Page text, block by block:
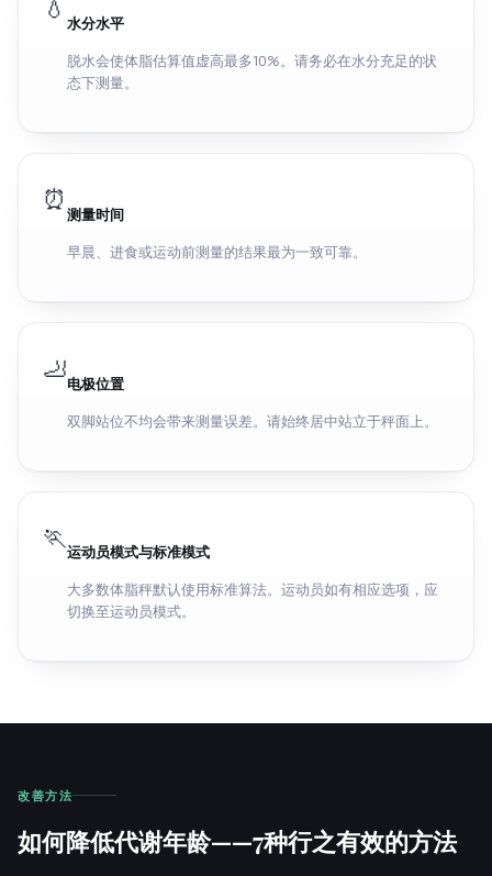
💧 水分水平
脱水会使体脂估算值虚高最多10%。请务必在水分充足的状
态下测量。
⏰ 测量时间
早晨、进食或运动前测量的结果最为一致可靠。
🦶电极位置
双脚站位不均会带来测量误差。请始终居中站立于秤面上。
🏃运动员模式与标准模式
大多数体脂秤默认使用标准算法。运动员如有相应选项，应
切换至运动员模式。
改善方法
如何降低代谢年龄——7种行之有效的方法